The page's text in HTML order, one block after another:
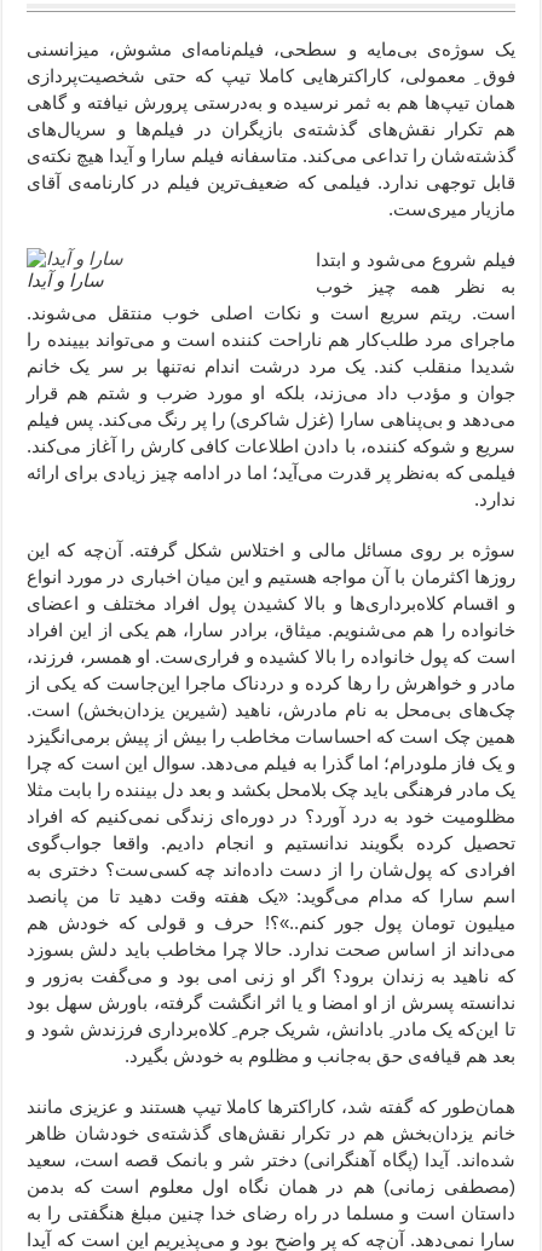
یک سوژه‌ی بی‌مایه و سطحی، فیلم‌‌نامه‌ای مشوش، میزانسنی
فوق ِ معمولی، کاراکترهایی کاملا تیپ که حتی شخصیت‌پردازی
همان تیپ‌ها هم به ثمر نرسیده‌ و به‌درستی پرورش نیافته و گاهی
هم تکرار نقش‌های گذشته‌ی بازیگران در فیلم‌ها و سریال‌های
گذشته‌شان را تداعی می‌کند. متاسفانه فیلم سارا و آیدا هیچ نکته‌ی
قابل توجهی ندارد. فیلمی که ضعیف‌ترین فیلم در کارنامه‌ی آقای
مازیار میری‌ست.
سارا و آیدا
فیلم شروع می‌شود و ابتدا
به نظر همه چیز خوب
است. ریتم سریع است و نکات اصلی خوب منتقل می‌شوند.
ماجرای مرد طلب‌کار هم ناراحت کننده است و می‌تواند بیینده را
شدیدا منقلب کند. یک مرد درشت اندام نه‌تنها بر سر یک خانم
جوان و مؤدب داد می‌زند، بلکه او مورد ضرب و شتم هم قرار
می‌دهد و بی‌پناهی سارا (غزل شاکری) را پر رنگ می‌کند. پس فیلم
سریع و شوکه کننده، با دادن اطلاعات کافی کارش را آغاز می‌کند.
فیلمی که به‌نظر پر قدرت می‌آید؛ اما در ادامه چیز زیادی برای ارائه
ندارد.
سوژه بر روی مسائل مالی و اختلاس شکل گرفته. آن‌چه که این
روزها اکثرمان با آن مواجه هستیم و این میان اخباری در مورد انواع
و اقسام کلاه‌برداری‌ها و بالا کشیدن پول افراد مختلف و اعضای
خانواده را هم می‌شنویم. میثاق،‌ برادر سارا، هم یکی از این افراد
است که پول خانواده را بالا کشیده و فراری‌ست. او همسر، فرزند،
مادر و خواهرش را رها کرده و دردناک ماجرا این‌جاست که یکی از
چک‌های بی‌محل به نام مادرش، ناهید (شیرین یزدان‌بخش) است.
همین چک است که احساسات مخاطب را بیش از پیش برمی‌انگیزد
و یک فاز ملودرام؛ اما گذرا به فیلم می‌دهد. سوال این است که چرا
یک مادر فرهنگی باید چک بلامحل بکشد و بعد دل بیننده را بابت مثلا
مظلومیت خود به درد آورد؟ در دوره‌ای زندگی نمی‌کنیم که افراد
تحصیل کرده بگویند ندانستیم و انجام دادیم. واقعا جواب‌گوی
افرادی که پول‌شان را از دست داده‌اند چه کسی‌ست؟ دختری به
اسم سارا که مدام می‌گوید: «یک هفته وقت دهید تا من پانصد
میلیون تومان پول جور کنم..»؟! حرف و قولی که خودش هم
می‌داند از اساس صحت ندارد. حالا چرا مخاطب باید دلش بسوزد
که ناهید به زندان برود؟ اگر او زنی امی بود و می‌گفت به‌زور و
ندانسته پسرش از او امضا و یا اثر انگشت گرفته، باورش سهل بود
تا این‌که یک مادر ِ بادانش، شریک جرم ِ کلاه‌برداری فرزندش شود و
بعد هم قیافه‌ی حق به‌جانب و مظلوم به خودش بگیرد.
همان‌طور که گفته شد، کاراکترها کاملا تیپ هستند و عزیزی مانند
خانم یزدان‌بخش هم در تکرار نقش‌های گذشته‌ی خودشان ظاهر
شده‌اند. آیدا (پگاه آهنگرانی) دختر شر و بانمک قصه است، سعید
(مصطفی زمانی) هم در همان نگاه اول معلوم است که بدمن
داستان است و مسلما در راه رضای خدا چنین مبلغ هنگفتی را به
سارا نمی‌دهد. آن‌چه که پر واضح بود و می‌پذیریم این است که آیدا